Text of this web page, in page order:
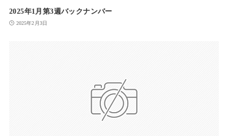
2025年1月第3週バックナンバー
2025年2月3日